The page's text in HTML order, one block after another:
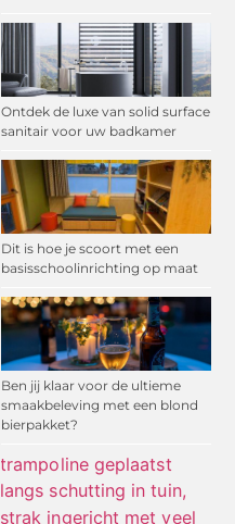
Ontdek de luxe van solid surface
sanitair voor uw badkamer
Dit is hoe je scoort met een
basisschoolinrichting op maat
Ben jij klaar voor de ultieme
smaakbeleving met een blond
bierpakket?